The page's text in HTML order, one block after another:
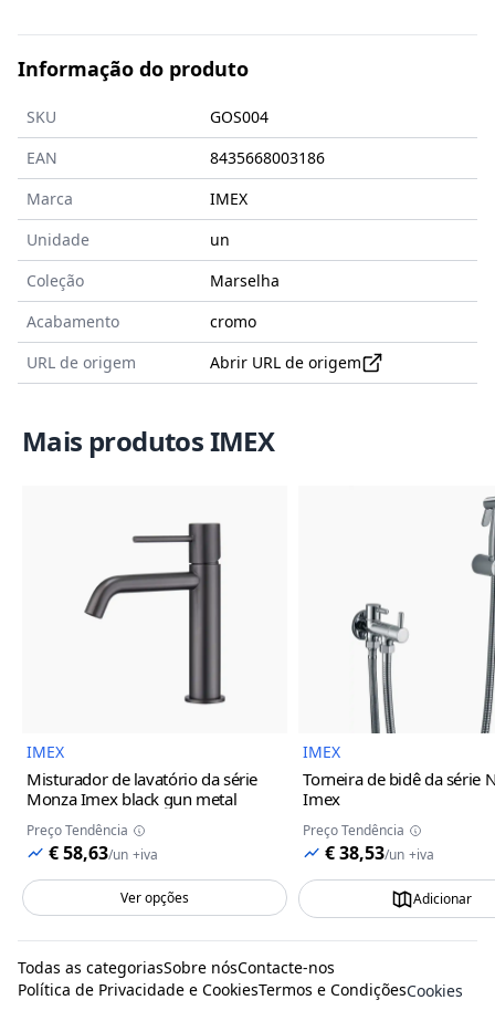
Informação do produto
SKU
GOS004
EAN
8435668003186
Marca
IMEX
Unidade
un
Coleção
Marselha
Acabamento
cromo
URL de origem
Abrir URL de origem
Mais produtos IMEX
IMEX
Misturador de lavatório da série
Monza Imex black gun metal
Preço Tendência
€ 58,63/un +iva
Ver opções
IMEX
Torneira de bidê da série
Imex
Preço Tendência
€ 38,53/un +iva
Adicionar
Todas as categoriasSobre nósContacte-nos
Política de Privacidade e CookiesTermos e CondiçõesCookies